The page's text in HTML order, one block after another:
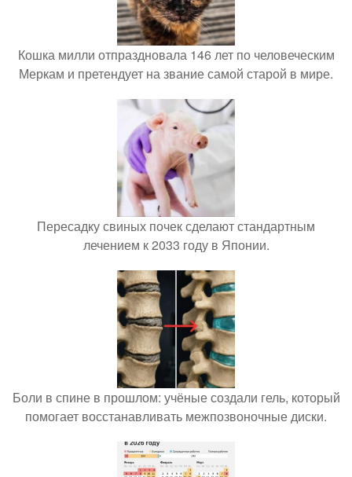
Кошка милли отпраздновала 146 лет по человеческим
Меркам и претендует на звание самой старой в мире.
Пересадку свиных почек сделают стандартным
лечением к 2033 году в Японии.
Боли в спине в прошлом: учёные создали гель, который
помогает восстанавливать межпозвоночные диски.